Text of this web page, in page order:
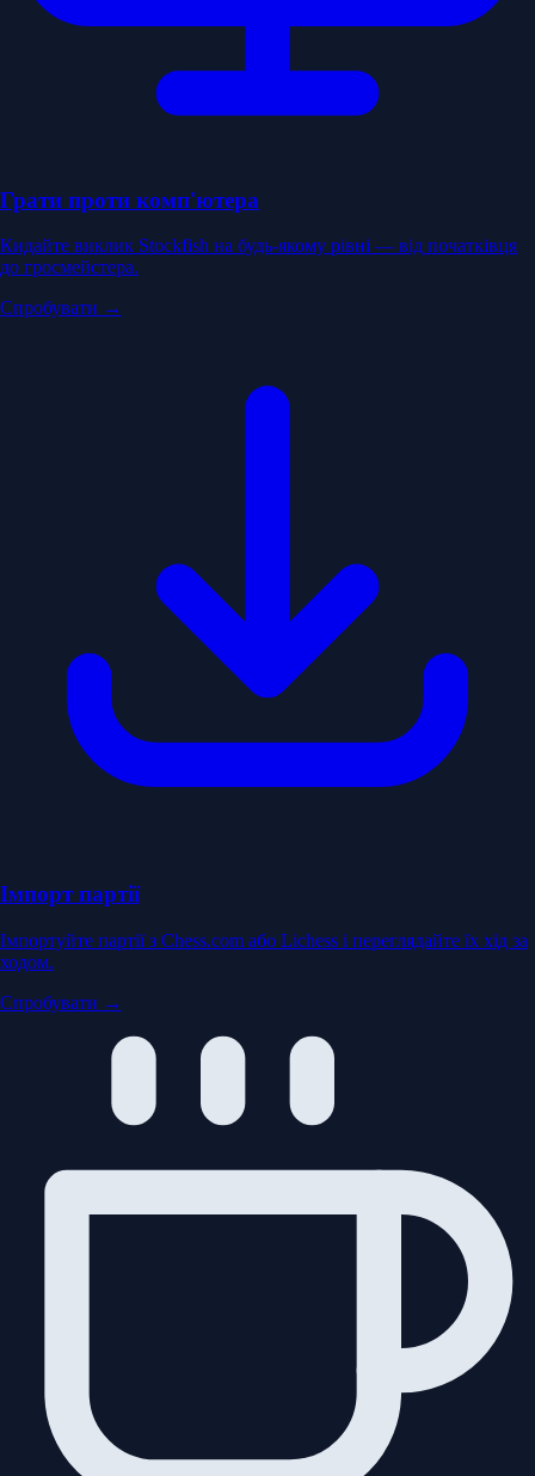
Грати проти комп'ютера
Кидайте виклик Stockfish на будь-якому рівні — від початківця
до гросмейстера.
Спробувати →
Імпорт партії
Імпортуйте партії з Chess.com або Lichess і переглядайте їх хід за
ходом.
Спробувати →